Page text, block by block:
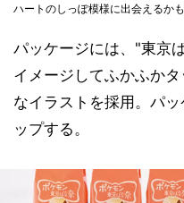
ハートのしっぽ模様に出会えるか
パッケージには、"東京
イメージしてふかふか
なイラストを採用。パ
ップする。